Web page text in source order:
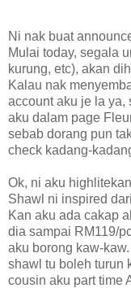
Ni nak buat
Mulai today, segala
kurung, etc), akan
Kalau nak
account aku je la ya,
aku dalam page
sebab dorang pun
check kadang-
Ok, ni aku
Shawl ni inspired
Kan aku ada cakap
dia sampai RM119/
aku borong kaw-
shawl tu boleh turun
cousin aku part time